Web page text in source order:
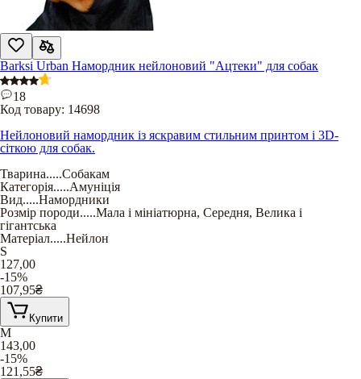
Barksi Urban Намордник нейлоновий "Ацтеки" для собак
18
Код товару: 14698
Нейлоновий намордник із яскравим стильним принтом і 3D-
сіткою для собак.
Тварина.....Собакам
Категорія.....Амуніція
Вид.....Намордники
Розмір породи.....Мала і мініатюрна, Середня, Велика і
гігантська
Матеріал.....Нейлон
S
127,00
-15%
107,95₴
Купити
M
143,00
-15%
121,55₴